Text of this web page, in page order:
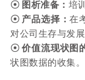
☉ 图析准备： 培
☉ 产品选择：在
对公司生存与发
☉价值流现状图
状图数据的收集。